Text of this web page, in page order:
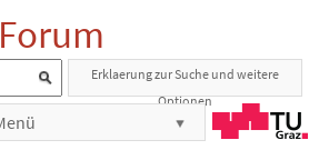
Erklaerung zur Suche und weitere
Optionen